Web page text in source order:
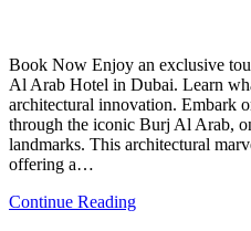
Book Now Enjoy an exclusive
Al Arab Hotel in Dubai. Learn
architectural innovation. Embark
through the iconic Burj Al Arab,
landmarks. This architectural
offering a…
Continue Reading